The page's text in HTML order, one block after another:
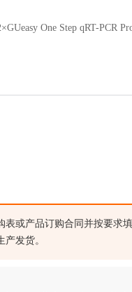
One Step qRT-PCR
表或产品订购合同并按要求
产发货。